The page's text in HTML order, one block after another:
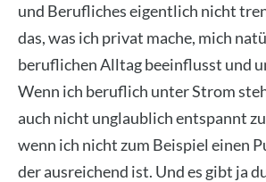
und Beruf­li­ches eigent­lich nicht
das, was ich pri­vat mache, mich
beruf­li­chen All­tag beein­flusst und
Wenn ich beruf­lich unter Strom
auch nicht unglaub­lich ent­spannt
wenn ich nicht zum Bei­spiel einen
der aus­rei­chend ist. Und es gibt ja